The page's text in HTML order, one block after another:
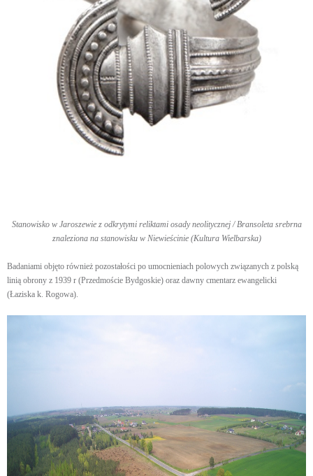
Stanowisko w Jaroszewie z odkrytymi reliktami osady neolitycznej / Bransoleta srebrna
znaleziona na stanowisku w Niewieścinie (Kultura Wielbarska)
Badaniami objęto również pozostałości po umocnieniach polowych związanych z polską
linią obrony z 1939 r (Przedmoście Bydgoskie) oraz dawny cmentarz ewangelicki
(Łaziska k. Rogowa).